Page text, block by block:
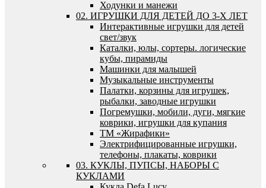
Ходунки и манежи
02. ИГРУШКИ ДЛЯ ДЕТЕЙ ДО 3-Х ЛЕТ
Интерактивные игрушки для детей
свет/звук
Каталки, юлы, сортеры. логические
кубы, пирамиды
Машинки для малышей
Музыкальные инструменты
Палатки, корзины для игрушек,
рыбалки, заводные игрушки
Погремушки, мобили, дуги, мягкие
коврики, игрушки для купания
ТМ «Жирафики»
Электрифицированные игрушки,
телефоны, плакаты, коврики
03. КУКЛЫ, ПУПСЫ, НАБОРЫ С
КУКЛАМИ